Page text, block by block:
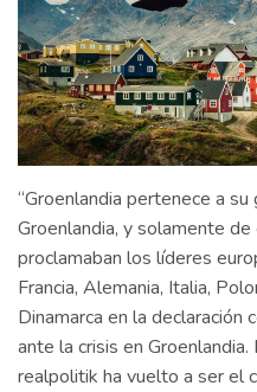
“Groenlandia pertenece a
Groenlandia, y solamente de
proclamaban los líderes
Francia, Alemania, Italia,
Dinamarca en la
ante la crisis en
realpolitik ha vuelto a ser el